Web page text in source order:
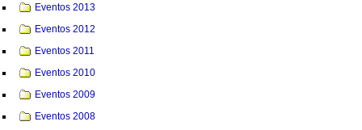
Eventos 2013
Eventos 2012
Eventos 2011
Eventos 2010
Eventos 2009
Eventos 2008